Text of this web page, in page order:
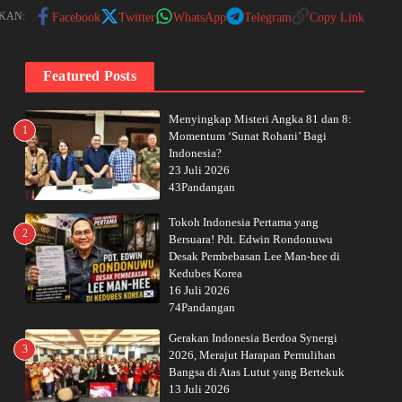
Facebook Twitter WhatsApp Telegram Copy Link
Featured Posts
1
Menyingkap Misteri Angka 81 dan 8:
Momentum ‘Sunat Rohani’ Bagi
Indonesia?
23 Juli 2026
43Pandangan
2
Tokoh Indonesia Pertama yang
Bersuara! Pdt. Edwin Rondonuwu
Desak Pembebasan Lee Man-hee di
Kedubes Korea
16 Juli 2026
74Pandangan
3
Gerakan Indonesia Berdoa Synergi
2026, Merajut Harapan Pemulihan
Bangsa di Atas Lutut yang Bertekuk
13 Juli 2026